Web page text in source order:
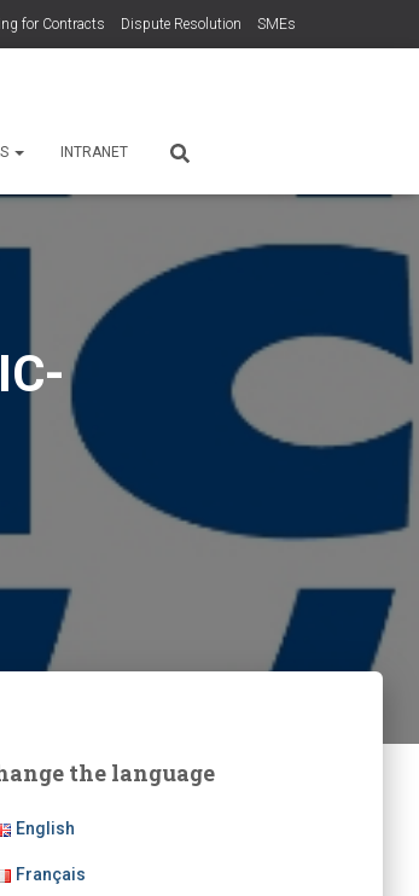
for Contracts Dispute Resolution SMEs
INTRANET
the language
English
Français